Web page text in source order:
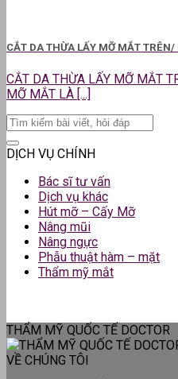
CẮT DA THỪA LẤY MỠ MẮT TRÊN/
CẮT DA THỪA LẤY MỠ MẮT
MỠ MẮT LÀ [...]
DỊCH VỤ CHÍNH
Bác sĩ tư vấn
Dịch vụ khác
Hút mỡ – Cấy Mỡ
Nâng mũi
Nâng ngực
Phẫu thuật hàm – mặt
Thẩm mỹ mắt
THẨM MỸ QUỐC TẾ DOCTOR
VỀ CHÚNG TÔI